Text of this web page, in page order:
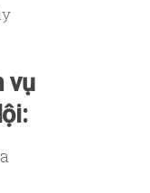
vụ